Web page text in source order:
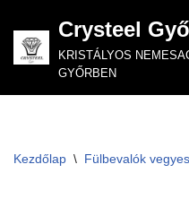
Skip
to
Crysteel
KRISTÁLYOS
GYŐRBEN
Kezdőlap \ Fülbevalók